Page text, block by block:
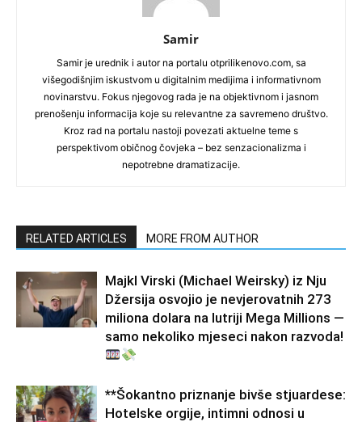
Samir
Samir je urednik i autor na portalu otprilikenovo.com, sa
višegodišnjim iskustvom u digitalnim medijima i informativnom
novinarstvu. Fokus njegovog rada je na objektivnom i jasnom
prenošenju informacija koje su relevantne za savremeno društvo.
Kroz rad na portalu nastoji povezati aktuelne teme s
perspektivom običnog čovjeka – bez senzacionalizma i
nepotrebne dramatizacije.
RELATED ARTICLES MORE FROM AUTHOR
Majkl Virski (Michael Weirsky) iz Nju
Džersija osvojio je nevjerovatnih 273
miliona dolara na lutriji Mega Millions —
samo nekoliko mjeseci nakon razvoda!
**Šokantno priznanje bivše stjuardese:
Hotelske orgije, intimni odnosi u